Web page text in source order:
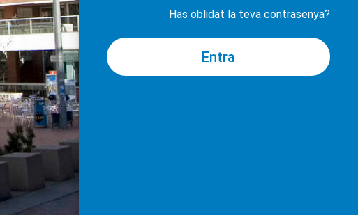
Has oblidat la teva contrasenya?